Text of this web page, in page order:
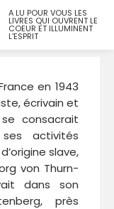
A LU POUR VOUS LES
LIVRES QUI OUVRENT LE
COEUR ET ILLUMINENT
L'ESPRIT
en 1943
écrivain et
consacrait
activités
slave,
von Thurn-
dans son
près